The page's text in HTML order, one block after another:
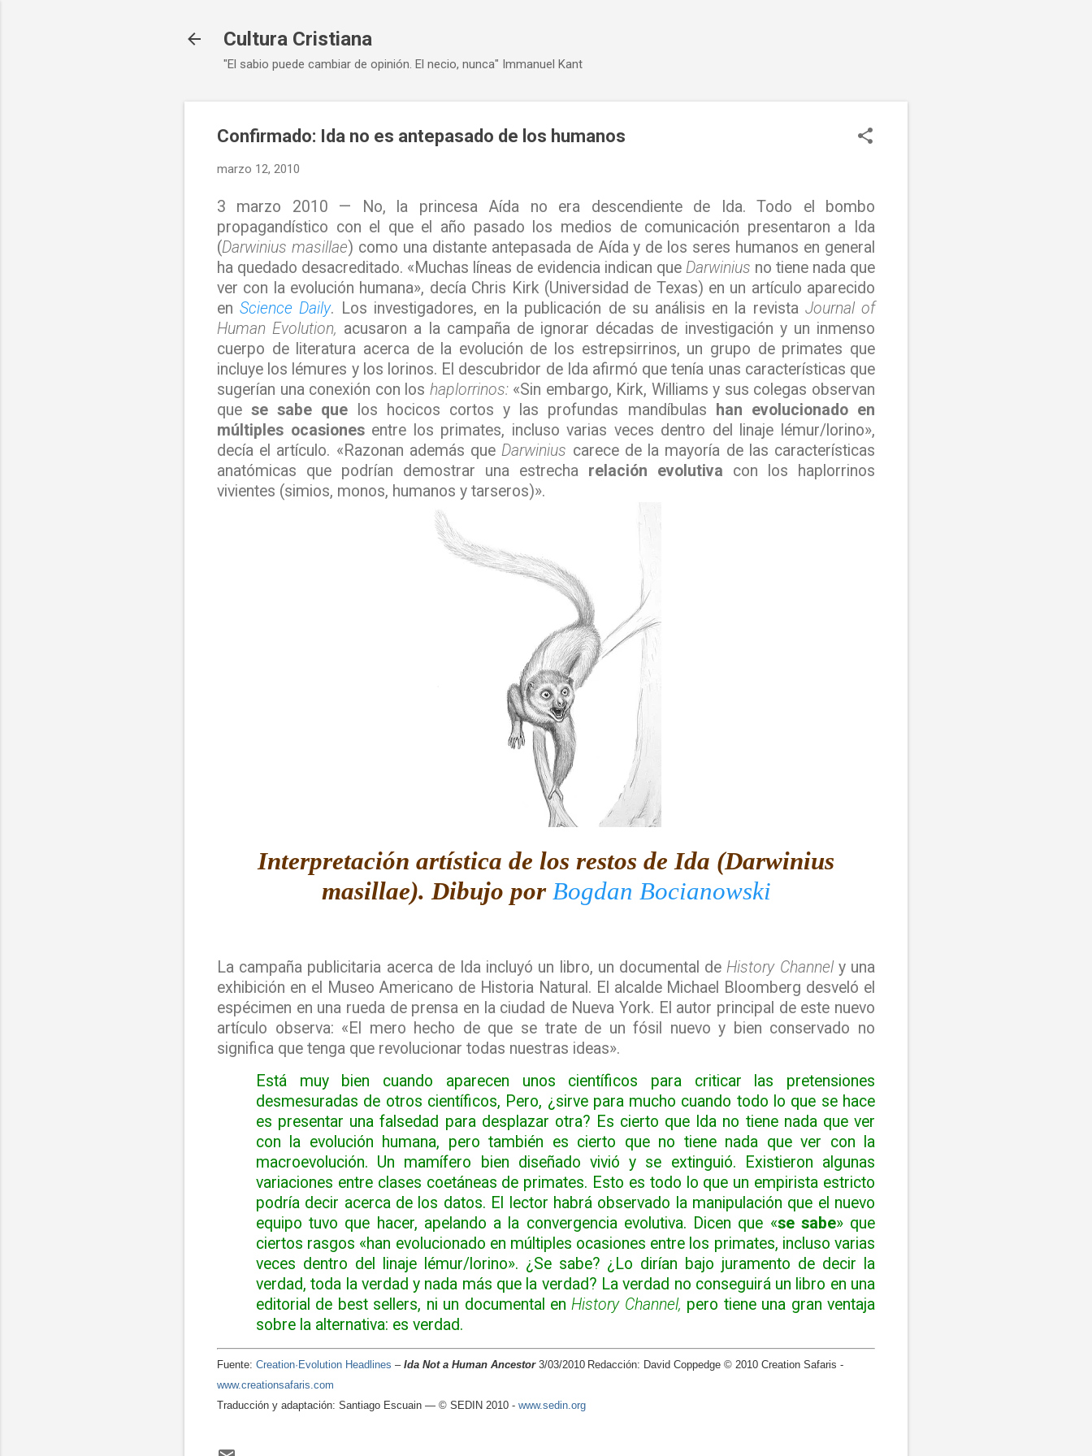
Cultura Cristiana
"El sabio puede cambiar de opinión. El necio, nunca" Immanuel Kant
Confirmado: Ida no es antepasado de los humanos
marzo 12, 2010
3 marzo 2010 — No, la princesa Aída no era descendiente de Ida. Todo el bombo
propagandístico con el que el año pasado los medios de comunicación presentaron a Ida
(Darwinius masillae) como una distante antepasada de Aída y de los seres humanos en general
ha quedado desacreditado. «Muchas líneas de evidencia indican que Darwinius no tiene nada que
ver con la evolución humana», decía Chris Kirk (Universidad de Texas) en un artículo aparecido
enScience Daily. Los investigadores, en la publicación de su análisis en la revista Journal of
Human Evolution, acusaron a la campaña de ignorar décadas de investigación y un inmenso
cuerpo de literatura acerca de la evolución de los estrepsirrinos, un grupo de primates que
incluye los lémures y los lorinos. El descubridor de Ida afirmó que tenía unas características que
sugerían una conexión con los haplorrinos:«Sin embargo, Kirk, Williams y sus colegas observan
quese sabe que los hocicos cortos y las profundas mandíbulas han evolucionado en
múltiples ocasionesentre los primates, incluso varias veces dentro del linaje lémur/lorino»,
decía el artículo. «Razonan además que Darwinius carece de la mayoría de las características
anatómicas que podrían demostrar una estrecha relación evolutiva con los haplorrinos
vivientes (simios, monos, humanos y tarseros)».
Interpretación artística de los restos de Ida (Darwinius
masillae). Dibujo por Bogdan Bocianowski
La campaña publicitaria acerca de Ida incluyó un libro, un documental de History Channely una
exhibición en el Museo Americano de Historia Natural. El alcalde Michael Bloomberg desveló el
espécimen en una rueda de prensa en la ciudad de Nueva York. El autor principal de este nuevo
artículo observa: «El mero hecho de que se trate de un fósil nuevo y bien conservado no
significa que tenga que revolucionar todas nuestras ideas».
Está muy bien cuando aparecen unos científicos para criticar las pretensiones
desmesuradas de otros científicos, Pero, ¿sirve para mucho cuando todo lo que se hace
es presentar una falsedad para desplazar otra? Es cierto que Ida no tiene nada que ver
con la evolución humana, pero también es cierto que no tiene nada que ver con la
macroevolución. Un mamífero bien diseñado vivió y se extinguió. Existieron algunas
variaciones entre clases coetáneas de primates. Esto es todo lo que un empirista estricto
podría decir acerca de los datos. El lector habrá observado la manipulación que el nuevo
equipo tuvo que hacer, apelando a la convergencia evolutiva. Dicen que «se sabe» que
ciertos rasgos «han evolucionado en múltiples ocasiones entre los primates, incluso varias
veces dentro del linaje lémur/lorino». ¿Se sabe? ¿Lo dirían bajo juramento de decir la
verdad, toda la verdad y nada más que la verdad? La verdad no conseguirá un libro en una
editorial de best sellers, ni un documental en History Channel, pero tiene una gran ventaja
sobre la alternativa: es verdad.
Fuente: Creation·Evolution Headlines – Ida Not a Human Ancestor 3/03/2010 Redacción: David Coppedge © 2010 Creation Safaris -
www.creationsafaris.com
Traducción y adaptación: Santiago Escuain — © SEDIN 2010 - www.sedin.org